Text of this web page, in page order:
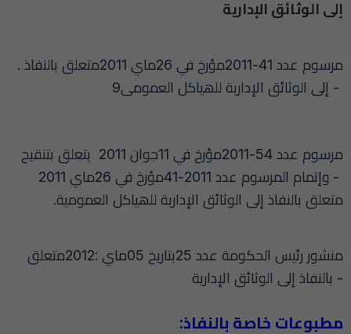
إلى الوثائق الإداریة
. مرسوم عدد 41-2011مؤرخ في 26ماي 2011متعلق بالنفاذ
إلى الوثائق الإداریة للھیاكل العمومی 9 -
مرسوم عدد 54-2011مؤرخ في 11جوان 2011 یتعلق بتنقیح
وإتمام المرسوم عدد 2011-41مؤرخ في 26ماي 2011 -
.متعلق بالنفاذ إلى الوثائق الإداریة للھیاكل العمومیة
منشور رئیس الحكومة عدد 25بتاریخ 05ماي :2012متعلق
بالنفاذ إلى الوثائق الإداریة -
:مطبوعات خاصة بالنفاذ